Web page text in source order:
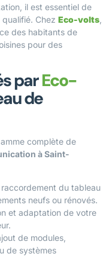
il est essentiel de
Chez Eco-volts
des habitants de
pour des
parEco-
de
complète de
à Saint-
du tableau
neufs ou rénovés.
et adaptation de votre
de modules,
de systèmes